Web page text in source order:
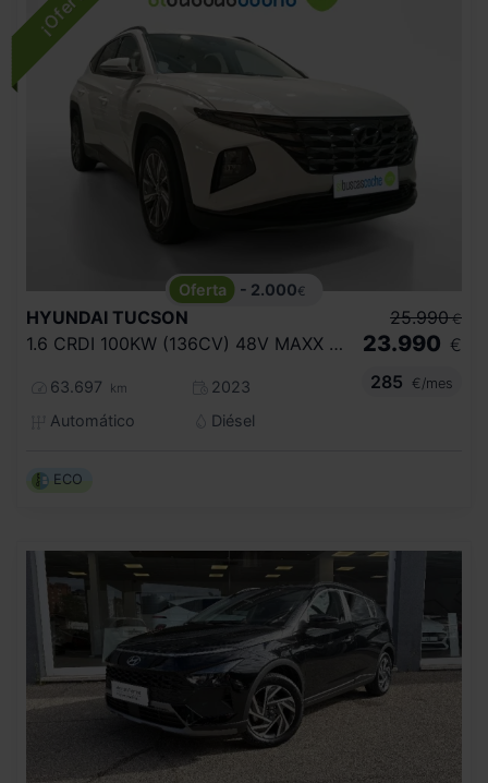
- 2.000€
HYUNDAI TUCSON
1.6 CRDI 100KW (136CV) 48V MAXX DCT 4X4
63.697 km
2023
Automático
Diésel
25.990 €
23.990 €
285
€/mes
ECO